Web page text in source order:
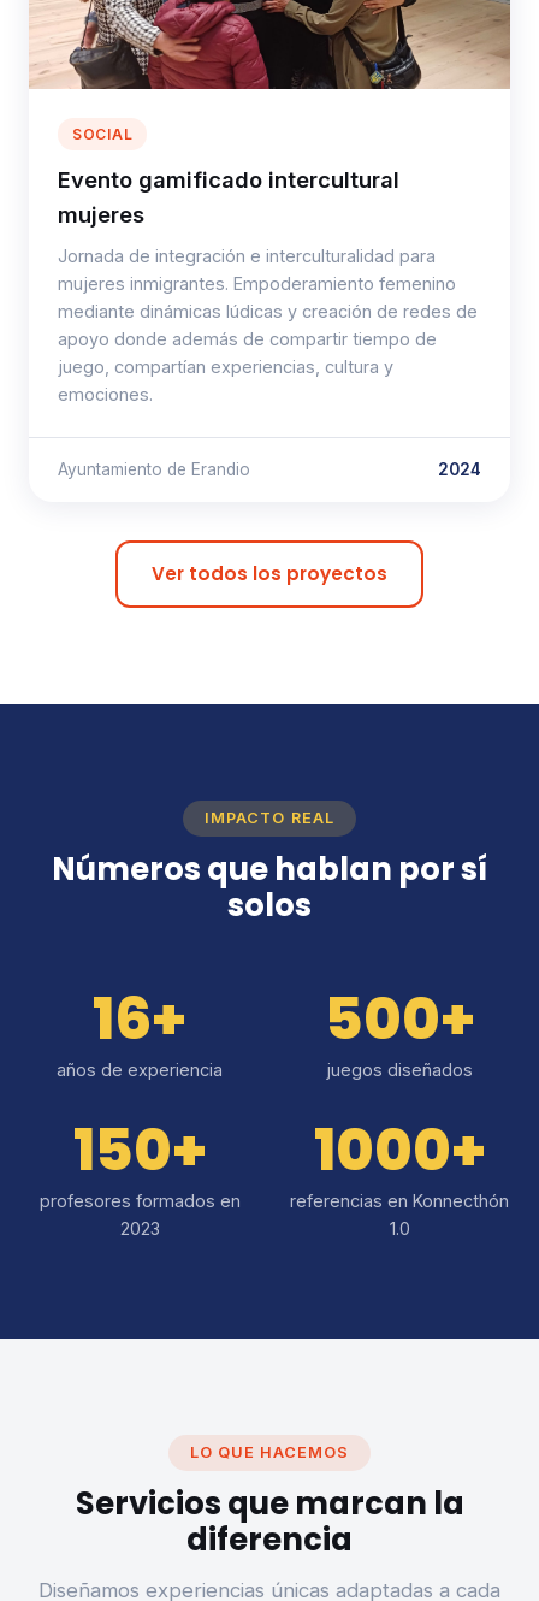
SOCIAL
Evento gamificado intercultural
mujeres
Jornada de integración e interculturalidad para
mujeres inmigrantes. Empoderamiento femenino
mediante dinámicas lúdicas y creación de redes de
apoyo donde además de compartir tiempo de
juego, compartían experiencias, cultura y
emociones.
Ayuntamiento de Erandio 2024
Ver todos los proyectos
IMPACTO REAL
Números que hablan por sí
solos
16+
años de experiencia
500+
juegos diseñados
150+
profesores formados en
2023
1000+
referencias en Konnecthón
1.0
LO QUE HACEMOS
Servicios que marcan la
diferencia
Diseñamos experiencias únicas adaptadas a cada